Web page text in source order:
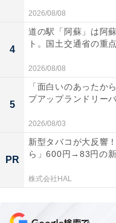
2026/08/08
4
道の駅「阿蘇」は阿
ト。国土交通省の重
2026/08/08
5
「面白いのあったか
プアップランドリー
2026/08/03
PR
新型タバコが大反響
ら」600円→83円の
株式会社HAL